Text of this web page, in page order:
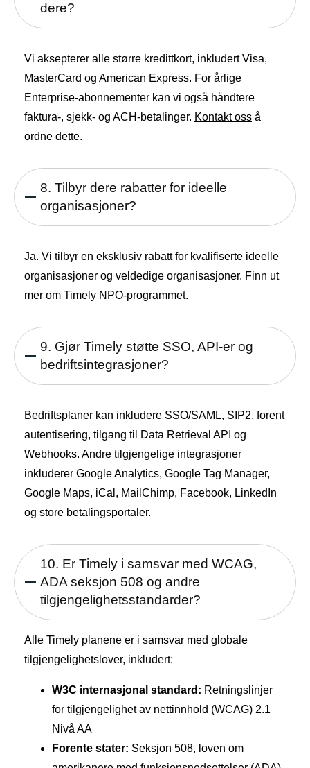
dere?
Vi aksepterer alle større kredittkort, inkludert Visa,
MasterCard og American Express. For årlige
Enterprise-abonnementer kan vi også håndtere
faktura-, sjekk- og ACH-betalinger. Kontakt oss å
ordne dette.
8. Tilbyr dere rabatter for ideelle
organisasjoner?
Ja. Vi tilbyr en eksklusiv rabatt for kvalifiserte ideelle
organisasjoner og veldedige organisasjoner. Finn ut
mer om Timely NPO-programmet.
9. Gjør Timely støtte SSO, API-er og
bedriftsintegrasjoner?
Bedriftsplaner kan inkludere SSO/SAML, SIP2, forent
autentisering, tilgang til Data Retrieval API og
Webhooks. Andre tilgjengelige integrasjoner
inkluderer Google Analytics, Google Tag Manager,
Google Maps, iCal, MailChimp, Facebook, LinkedIn
og store betalingsportaler.
10. Er Timely i samsvar med WCAG,
ADA seksjon 508 og andre
tilgjengelighetsstandarder?
Alle Timely planene er i samsvar med globale
tilgjengelighetslover, inkludert:
W3C internasjonal standard: Retningslinjer
for tilgjengelighet av nettinnhold (WCAG) 2.1
Nivå AA
Forente stater: Seksjon 508, loven om